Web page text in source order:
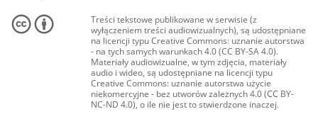
Treści tekstowe publikowane w serwisie (z
wyłączeniem treści audiowizualnych), są udostępniane
na licencji typu Creative Commons: uznanie autorstwa
- na tych samych warunkach 4.0 (CC BY-SA 4.0).
Materiały audiowizualne, w tym zdjęcia, materiały
audio i wideo, są udostępniane na licencji typu
Creative Commons: uznanie autorstwa użycie
niekomercyjne - bez utworów zależnych 4.0 (CC BY-
NC-ND 4.0), o ile nie jest to stwierdzone inaczej.